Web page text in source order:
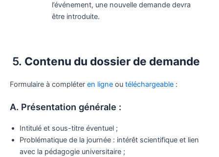
l’événement, une nouvelle demande devra
être introduite.
5. Contenu du dossier de demande
Formulaire à compléter en ligne ou téléchargeable :
A. Présentation générale :
Intitulé et sous-titre éventuel ;
Problématique de la journée : intérêt scientifique et lien
avec la pédagogie universitaire ;